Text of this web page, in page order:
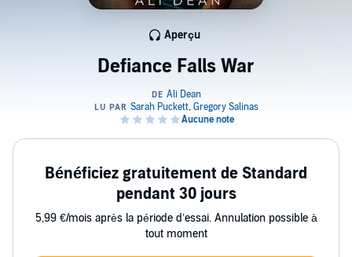
Defiance Falls War
Aperçu
Bénéficiez gratuitement de Standard
pendant 30 jours
5,99 €/mois après la période d’essai. Annulation possible à
tout moment